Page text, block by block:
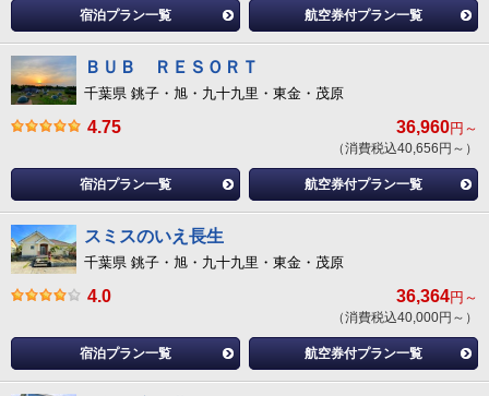
宿泊プラン一覧 航空券付プラン一覧
ＢＵＢ ＲＥＳＯＲＴ
千葉県 銚子・旭・九十九里・東金・茂原
4.75 36,960円～
（消費税込40,656円～）
宿泊プラン一覧 航空券付プラン一覧
スミスのいえ長生
千葉県 銚子・旭・九十九里・東金・茂原
4.0 36,364円～
（消費税込40,000円～）
宿泊プラン一覧 航空券付プラン一覧